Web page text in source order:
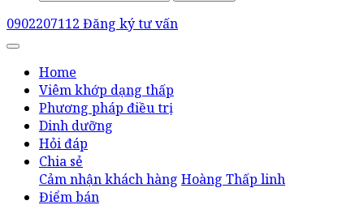
0902207112 Đăng ký tư vấn
Home
Viêm khớp dạng thấp
Phương pháp điều trị
Dinh dưỡng
Hỏi đáp
Chia sẻ
Cảm nhận khách hàng Hoàng Thấp linh
Điểm bán